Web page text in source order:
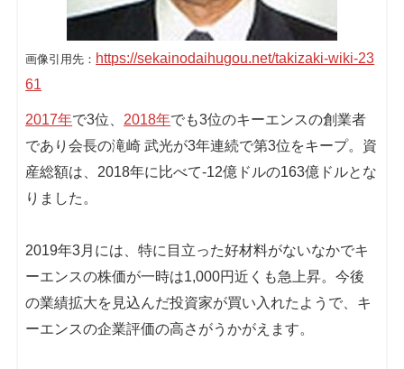
画像引用先： https://sekainodaihugou.net/takizaki-wiki-23
61
2017年で3位、 2018年でも3位のキーエンスの創業者
であり会長の滝崎 武光が3年連続で第3位をキープ。資
産総額は、2018年に比べて-12億ドルの163億ドルとな
りました。
2019年3月には、特に目立った好材料がないなかでキ
ーエンスの株価が一時は1,000円近くも急上昇。今後
の業績拡大を見込んだ投資家が買い入れたようで、キ
ーエンスの企業評価の高さがうかがえます。